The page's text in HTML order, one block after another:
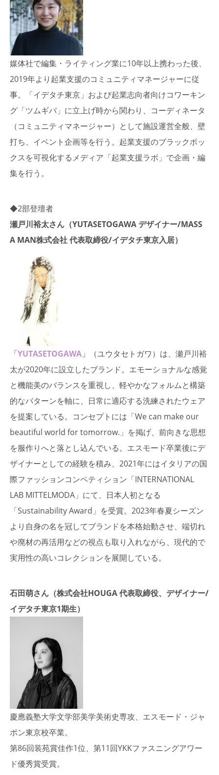
媒体社で編集・ライティング業に10年以上携わった後、
2019年より起業支援のコミュニティマネージャーに従
事。「イデタチ東京」および起業志向者向けコワーキン
グ「ツムギバ」に立上げ時から関わり、コーディネータ
（コミュニティマネージャー）として施設運営全般、壁
打ち、イベント企画等を行う。起業支援のブラックボッ
クスを可視化するメディア「起業支援ラボ」で企画・編
集を行う。
◆2部登壇者
瀬戸川裕太さん（YUTASETOGAWA デザイナー/MASS
A MAN株式会社 代表取締役/イデタチ東京入居）
「YUTASETOGAWA」
（ユウタセトガワ）は、瀬戸川裕
太が2020年に設立したブランド。エモーショナルな感覚
と機能美のバランスを重視し、軽やかなフォルムと構築
的なパターンを軸に、日常に適応する洗練されたウェア
を提案している。コンセプトには「We can make our
beautiful world for tomorrow.」を掲げ、前向きな思想
を服作りへと落とし込んでいる。エスモード卒業後にデ
ザイナーとしての経験を積み、2021年にはイタリアの国
際ファッションコンペティション「INTERNATIONAL
LAB MITTELMODA」にて、日本人初となる
「Sustainability Award」を受賞。2023年春夏シーズン
より自身の名を冠してブランドを本格始動させ、端切れ
や廃材の再活用などの視点も取り入れながら、現代的で
実用性の高いコレクションを展開している。
石田萌さん（株式会社HOUGA 代表取締役、デザイナー/
イデタチ東京1期生）
慶應義塾大学文学部美学美術史専攻、エスモード・ジャ
ポン東京校卒業。
第86回装苑賞佳作1位、第11回YKKファスニングアワー
ド優秀賞受賞。